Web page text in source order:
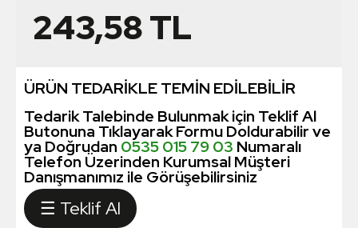
243,58TL
ÜRÜN TEDARİKLE TEMİN EDİLEBİLİR
Tedarik Talebinde Bulunmak için Teklif Al
Butonuna Tıklayarak Formu Doldurabilir ve
ya Doğrudan 0535 015 79 03 Numaralı
Telefon Üzerinden Kurumsal Müşteri
Danışmanımız ile Görüşebilirsiniz
☰ Teklif Al